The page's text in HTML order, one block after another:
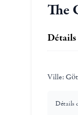
The
Ville:
Détails